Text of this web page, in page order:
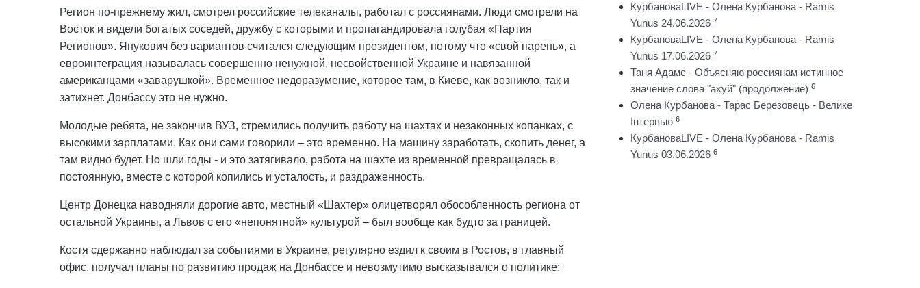
Регион по-прежнему жил, смотрел российские телеканалы, работал с россиянами. Люди смотрели на
Восток и видели богатых соседей, дружбу с которыми и пропагандировала голубая «Партия
Регионов». Янукович без вариантов считался следующим президентом, потому что «свой парень», а
евроинтеграция называлась совершенно ненужной, несвойственной Украине и навязанной
американцами «заварушкой». Временное недоразумение, которое там, в Киеве, как возникло, так и
затихнет. Донбассу это не нужно.
Молодые ребята, не закончив ВУЗ, стремились получить работу на шахтах и незаконных копанках, с
высокими зарплатами. Как они сами говорили – это временно. На машину заработать, скопить денег, а
там видно будет. Но шли годы - и это затягивало, работа на шахте из временной превращалась в
постоянную, вместе с которой копились и усталость, и раздраженность.
Центр Донецка наводняли дорогие авто, местный «Шахтер» олицетворял обособленность региона от
остальной Украины, а Львов с его «непонятной» культурой – был вообще как будто за границей.
Костя сдержанно наблюдал за событиями в Украине, регулярно ездил к своим в Ростов, в главный
офис, получал планы по развитию продаж на Донбассе и невозмутимо высказывался о политике:
КурбановаLIVE - Олена Курбанова - Ramis
Yunus 24.06.2026 7
КурбановаLIVE - Олена Курбанова - Ramis
Yunus 17.06.2026 7
Таня Адамс - Объясняю россиянам истинное
значение слова "ахуй" (продолжение) 6
Олена Курбанова - Тарас Березовець - Велике
Інтервью 6
КурбановаLIVE - Олена Курбанова - Ramis
Yunus 03.06.2026 6